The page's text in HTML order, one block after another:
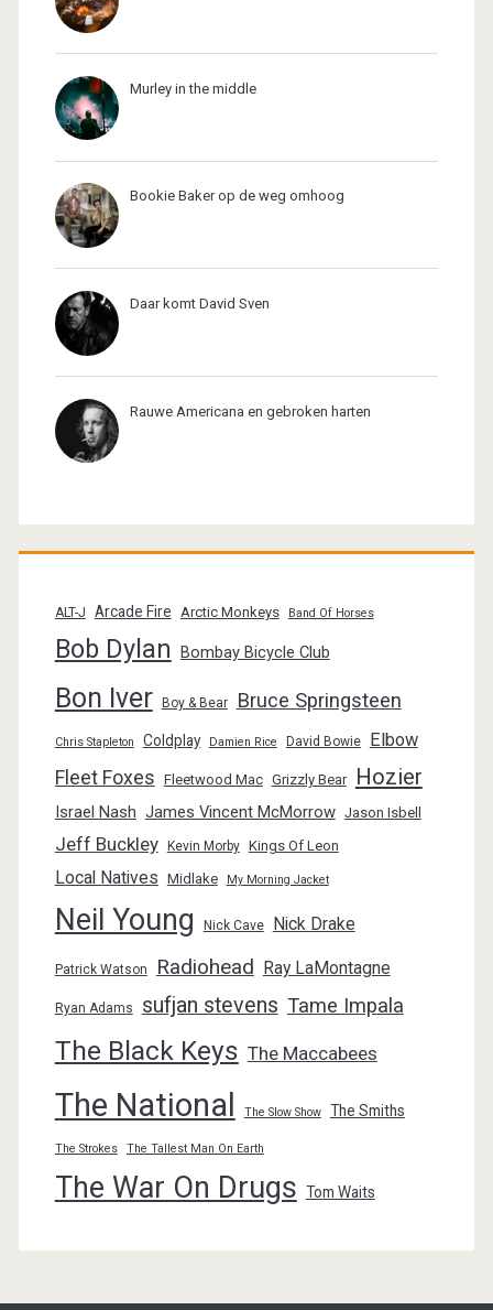
Murley in the middle
Bookie Baker op de weg omhoog
Daar komt David Sven
Rauwe Americana en gebroken harten
ALT-J Arcade Fire Arctic Monkeys Band Of Horses
Bob Dylan Bombay Bicycle Club
Bon Iver Boy & Bear Bruce Springsteen
Chris Stapleton Coldplay Damien Rice David Bowie Elbow
Fleet Foxes Fleetwood Mac Grizzly Bear Hozier
Israel Nash James Vincent McMorrow Jason Isbell
Jeff Buckley Kevin Morby Kings Of Leon
Local Natives Midlake My Morning Jacket
Neil Young Nick Cave Nick Drake
Patrick Watson Radiohead Ray LaMontagne
Ryan Adams sufjan stevens Tame Impala
The Black Keys The Maccabees
The National The Slow Show The Smiths
The Strokes The Tallest Man On Earth
The War On Drugs Tom Waits